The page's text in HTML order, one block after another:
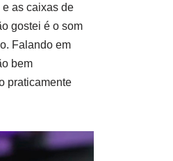
as caixas de
gostei é o som
Falando em
bem
praticamente